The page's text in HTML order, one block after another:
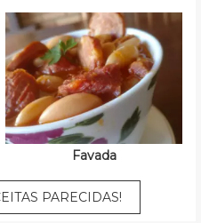
Favada
PARECIDAS!